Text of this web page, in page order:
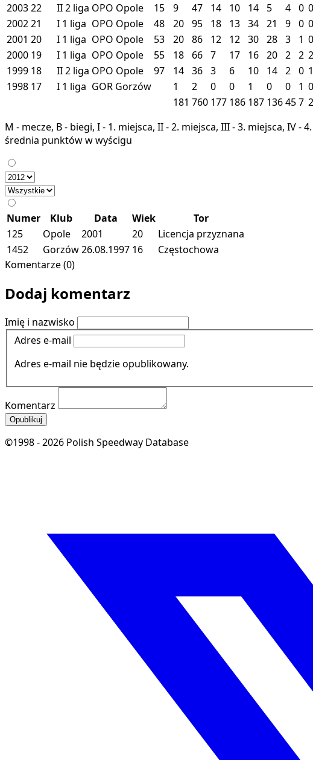
200322 II2 liga OPO Opole 15 9 47 14 10 14 5 4 0 0
200221 I 1 liga OPO Opole 48 20 95 18 13 34 21 9 0 0
2001 20 I 1 liga OPO Opole 53 20 86 12 12 30 28 3 1 0
2000 19 I 1 liga OPO Opole 55 18 66 7 17 16 20 2 2 2
1999 18 II2 liga OPO Opole 97 14 36 3 6 10 14 2 0 1
1998 17 I 1 liga GOR Gorzów 1 2 0 0 1 0 0 1 0
181 760 177 186 187 136457
M - mecze, B - biegi, I - 1. miejsca, II - 2. miejsca, III - 3. miejsca, IV
średnia punktów w wyścigu
Numer Klub Data Wiek
Tor
125
Opole 2001 20
Licencja przyznana
1452
Gorzów26.08.1997 16
Częstochowa
Komentarze (0)
Dodaj komentarz
Imię i nazwisko
Adres e-mail
Adres e-mail nie będzie opublikowany.
Komentarz
Opublikuj
©1998 - 2026 Polish Speedway Database